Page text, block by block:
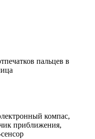
пальцев в
компас,
приближения,